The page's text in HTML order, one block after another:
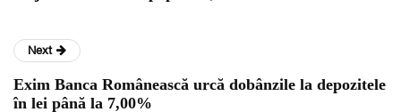
Next
Exim Banca Românească urcă dobânzile la depozitele
în lei până la 7,00%